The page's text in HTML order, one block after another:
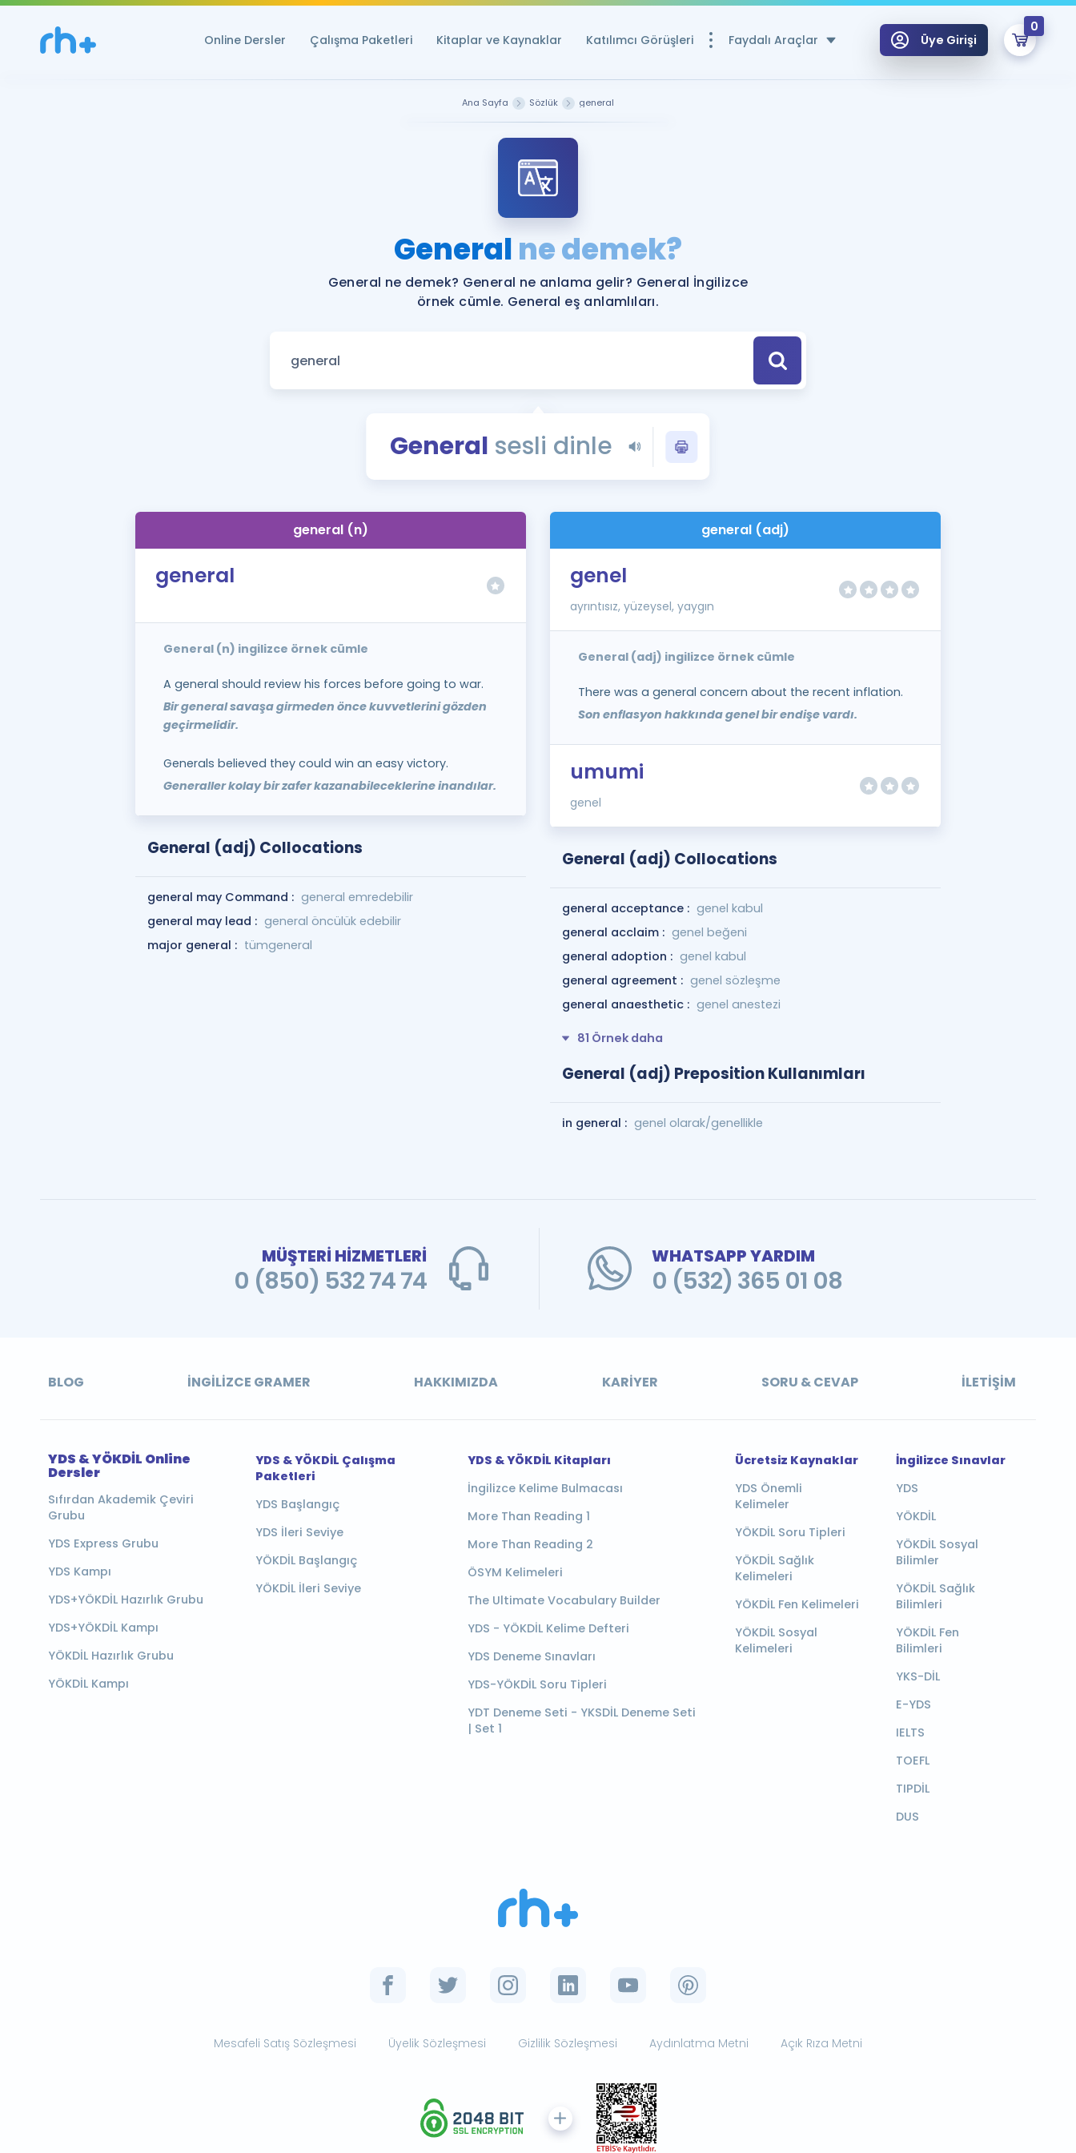
Online Dersler Çalışma Paketleri Kitaplar ve Kaynaklar Katılımcı Görüşleri Faydalı Araçlar
YDS ve YÖKDİL Puan Hesaplama Aracı
Rehberlik Aracı
YDS ve YÖKDİL'e Hazırlananlar için Öneriler
Tüm ÖSYM Sınavları Tek Takvimde
YDS - YÖKDİL Tüm Sınavlarla İlgili Haberler
İngilizce Gramer
Üye Girişi
0
Ana Sayfa Sözlük general
Generalne demek?
General ne demek? General ne anlama gelir? General İngilizce
örnek cümle. General eş anlamlıları.
General sesli dinle
general (n)
general
General (n) ingilizce örnek cümle
A general should review his forces before going to war.
Bir general savaşa girmeden önce kuvvetlerini gözden
geçirmelidir.
Generals believed they could win an easy victory.
Generaller kolay bir zafer kazanabileceklerine inandılar.
General (adj) Collocations
general may Command : general emredebilir
general may lead : general öncülük edebilir
major general : tümgeneral
general (adj)
genel
ayrıntısız, yüzeysel, yaygın
General (adj) ingilizce örnek cümle
There was a general concern about the recent inflation.
Son enflasyon hakkında genel bir endişe vardı.
umumi
genel
General (adj) Collocations
general acceptance : genel kabul
general acclaim : genel beğeni
general adoption : genel kabul
general agreement : genel sözleşme
general anaesthetic : genel anestezi
81 Örnek daha
General (adj) Preposition Kullanımları
in general : genel olarak/genellikle
MÜŞTERİ HİZMETLERİ
0 (850) 532 74 74
WHATSAPP YARDIM
0 (532) 365 01 08
BLOG İNGILIZCE GRAMER HAKKIMIZDA KARIYER SORU & CEVAP İLETIŞIM
YDS & YÖKDİL Online
Dersler
Sıfırdan Akademik Çeviri
Grubu
YDS Express Grubu
YDS Kampı
YDS+YÖKDİL Hazırlık Grubu
YDS+YÖKDİL Kampı
YÖKDİL Hazırlık Grubu
YÖKDİL Kampı
YDS & YÖKDİL Çalışma
Paketleri
YDS Başlangıç
YDS İleri Seviye
YÖKDİL Başlangıç
YÖKDİL İleri Seviye
YDS & YÖKDİL Kitapları
İngilizce Kelime Bulmacası
More Than Reading 1
More Than Reading 2
ÖSYM Kelimeleri
The Ultimate Vocabulary Builder
YDS - YÖKDİL Kelime Defteri
YDS Deneme Sınavları
YDS-YÖKDİL Soru Tipleri
YDT Deneme Seti - YKSDİL Deneme Seti
| Set 1
Ücretsiz Kaynaklar
YDS Önemli
Kelimeler
YÖKDİL Soru Tipleri
YÖKDİL Sağlık
Kelimeleri
YÖKDİL Fen Kelimeleri
YÖKDİL Sosyal
Kelimeleri
İngilizce Sınavlar
YDS
YÖKDİL
YÖKDİL Sosyal
Bilimler
YÖKDİL Sağlık
Bilimleri
YÖKDİL Fen
Bilimleri
YKS-DİL
E-YDS
IELTS
TOEFL
TIPDİL
DUS
Mesafeli Satış Sözleşmesi Üyelik Sözleşmesi Gizlilik Sözleşmesi Aydınlatma Metni Açık Rıza Metni